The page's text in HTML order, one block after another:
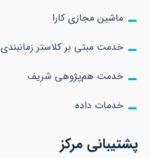
ماشین مجازی کارا
خدمت مبتی بر کلاستر زمانبندی
خدمت هم‌پژوهی شریف
خدمات داده
پشتیبانی مرکز